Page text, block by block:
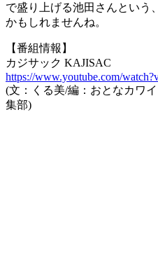
で盛り上げる池田さんという
かもしれませんね。
【番組情報】
カジサック KAJISAC
https://www.youtube.com/
(文：くる美/編：おとなカワ
集部)